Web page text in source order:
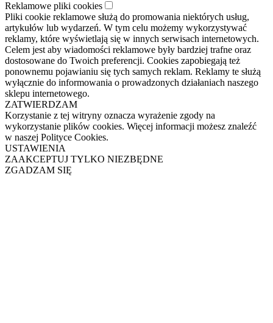
Reklamowe pliki cookies
Pliki cookie reklamowe służą do promowania niektórych usług,
artykułów lub wydarzeń. W tym celu możemy wykorzystywać
reklamy, które wyświetlają się w innych serwisach internetowych.
Celem jest aby wiadomości reklamowe były bardziej trafne oraz
dostosowane do Twoich preferencji. Cookies zapobiegają też
ponownemu pojawianiu się tych samych reklam. Reklamy te służą
wyłącznie do informowania o prowadzonych działaniach naszego
sklepu internetowego.
ZATWIERDZAM
Korzystanie z tej witryny oznacza wyrażenie zgody na
wykorzystanie plików cookies. Więcej informacji możesz znaleźć
w naszej Polityce Cookies.
USTAWIENIA
ZAAKCEPTUJ TYLKO NIEZBĘDNE
ZGADZAM SIĘ